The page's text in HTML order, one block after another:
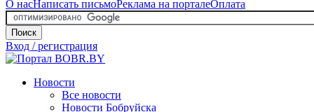
О насНаписать письмоРеклама на порталеОплата
Поиск
Вход / регистрация
Новости
Все новости
Новости Бобруйска